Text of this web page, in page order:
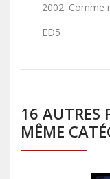
2002. Comme
ED5
16 AUTRES
MÊME